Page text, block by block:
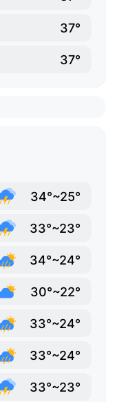
37°
37°
34°~25°
33°~23°
34°~24°
30°~22°
33°~24°
33°~24°
33°~23°